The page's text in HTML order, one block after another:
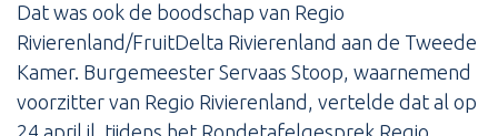
Dat was ook de boodschap van Regio
Rivierenland/FruitDelta Rivierenland aan de Tweede
Kamer. Burgemeester Servaas Stoop, waarnemend
voorzitter van Regio Rivierenland, vertelde dat al op
24 april jl. tijdens het Rondetafelgesprek Regio